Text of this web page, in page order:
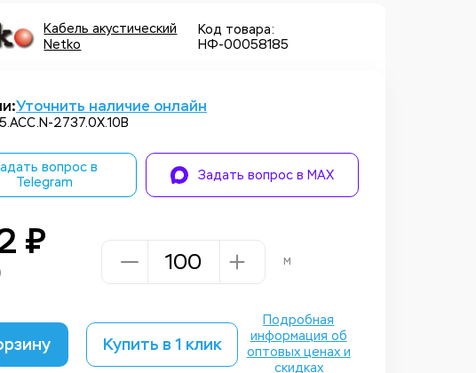
Кабель акустический
Netko
Код товара:
НФ-00058185
Уточнить наличие онлайн
2737.0X.10B
вопрос в
Telegram
Задать вопрос в MAX
₽ м
Купить в 1 клик
Подробная
информация об
оптовых ценах и
скидках